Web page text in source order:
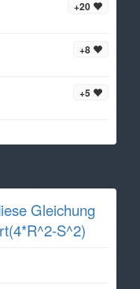
+20
+8
+5
Gleichung
S^2)